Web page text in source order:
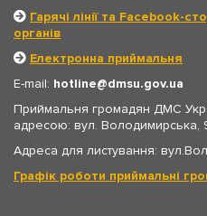
Гарячі лінії та Facebook-
органів
Електронна приймальня
E-mail: hotline
dmsu.gov.ua
Приймальня громадян ДМС
адресою: вул. Володимирська,
Адреса для листування:
Графік роботи приймальні